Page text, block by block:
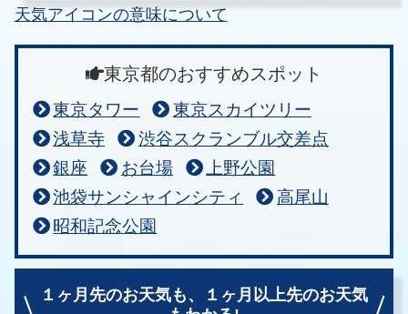
天気アイコンの意味について
東京都のおすすめスポット
東京タワー
東京スカイツリー
浅草寺
渋谷スクランブル交差点
銀座
お台場
上野公園
池袋サンシャインシティ
高尾山
昭和記念公園
１ヶ月先のお天気も、
１ヶ月以上先のお天気